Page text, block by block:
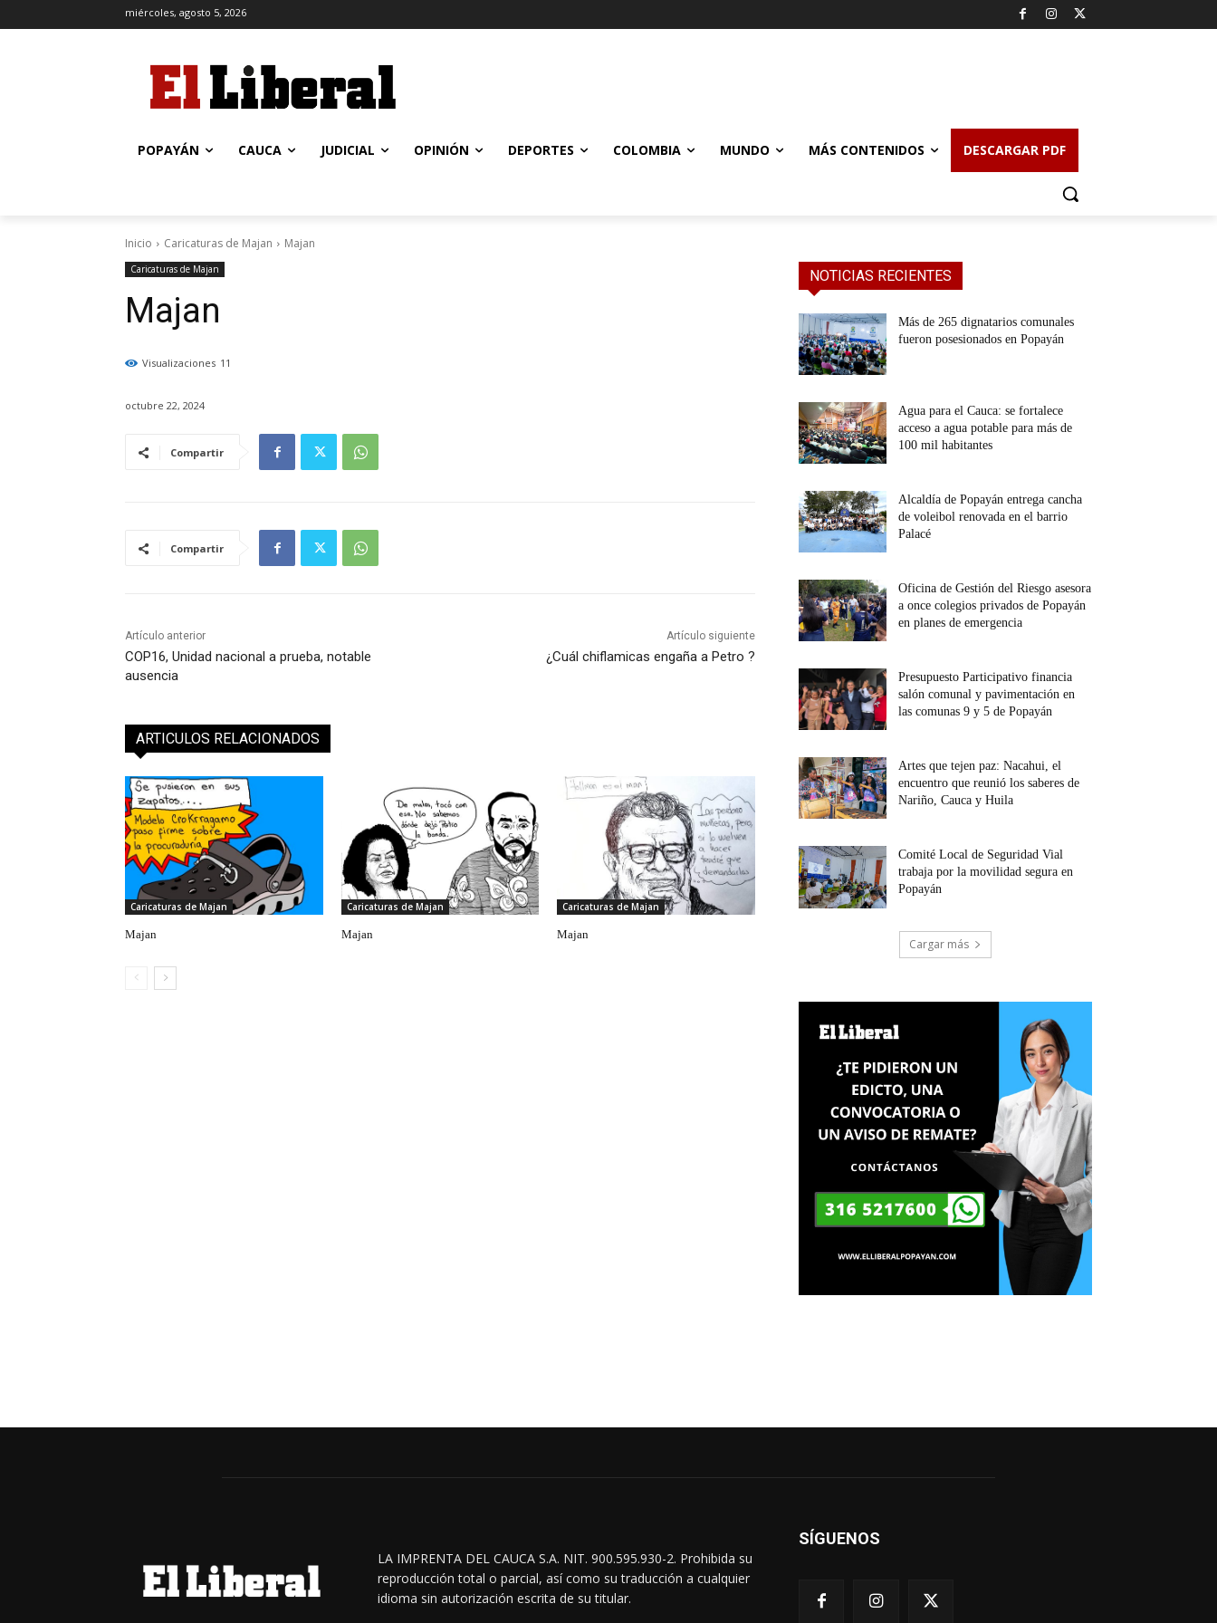
miércoles, agosto 5, 2026
POPAYÁN CAUCA JUDICIAL OPINIÓN DEPORTES COLOMBIA MUNDO MÁS CONTENIDOS DESCARGAR PDF
Inicio Caricaturas de Majan Majan
Caricaturas de Majan
Majan
Visualizaciones 11
octubre 22, 2024
Compartir
Compartir
Artículo anterior
COP16, Unidad nacional a prueba, notable
ausencia
Artículo siguiente
¿Cuál chiflamicas engaña a Petro ?
ARTICULOS RELACIONADOS
Caricaturas de Majan
Majan
Caricaturas de Majan
Majan
Caricaturas de Majan
Majan
NOTICIAS RECIENTES
Más de 265 dignatarios comunales
fueron posesionados en Popayán
Agua para el Cauca: se fortalece
acceso a agua potable para más de
100 mil habitantes
Alcaldía de Popayán entrega cancha
de voleibol renovada en el barrio
Palacé
Oficina de Gestión del Riesgo asesora
a once colegios privados de Popayán
en planes de emergencia
Presupuesto Participativo financia
salón comunal y pavimentación en
las comunas 9 y 5 de Popayán
Artes que tejen paz: Nacahui, el
encuentro que reunió los saberes de
Nariño, Cauca y Huila
Comité Local de Seguridad Vial
trabaja por la movilidad segura en
Popayán
Cargar más
LA IMPRENTA DEL CAUCA S.A. NIT. 900.595.930-2. Prohibida su
reproducción total o parcial, así como su traducción a cualquier
idioma sin autorización escrita de su titular.
SÍGUENOS